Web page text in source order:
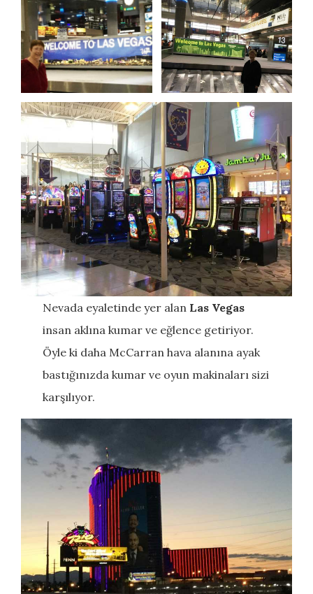
Nevada eyaletinde yer alan Las Vegas
insan aklına kumar ve eğlence getiriyor.
Öyle ki daha McCarran hava alanına ayak
bastığınızda kumar ve oyun makinaları sizi
karşılıyor.